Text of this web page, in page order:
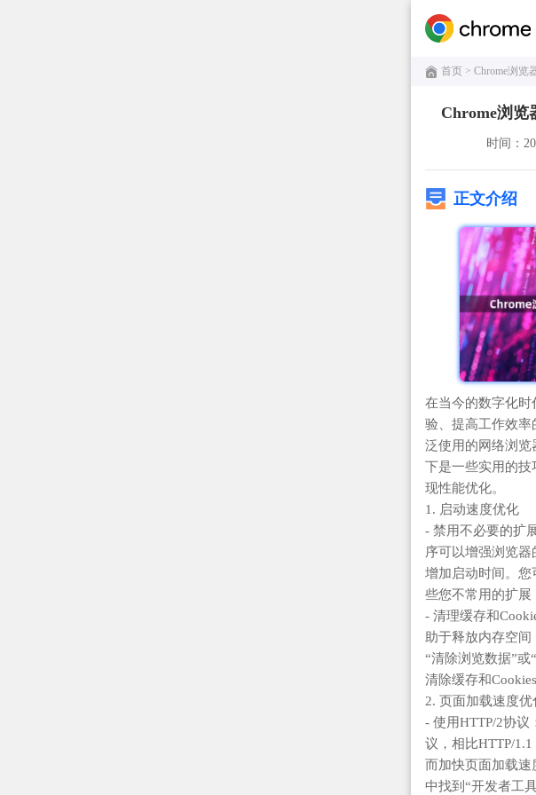
首页 > Chrome浏览
Chrome浏览
时间：
正文介绍
在当今的数字化
验、提高工作效率
泛使用的网络浏览
下是一些实用的技
现性能优化。
1. 启动速度优化
- 禁用不必要的扩
序可以增强浏览
增加启动时间。您
些您不常用的扩展
- 清理缓存和
助于释放内存空
“清除浏览数据”
清除缓存和Cookies
2. 页面加载速度优
- 使用HTTP/2协议
议，相比HTTP/
而加快页面加载速
中找到“开发者工